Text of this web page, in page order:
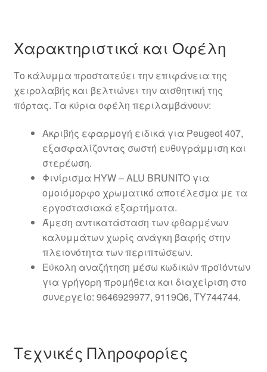
Χαρακτηριστικά και Οφέλη
Το κάλυμμα προστατεύει την επιφάνεια της
χειρολαβής και βελτιώνει την αισθητική της
πόρτας. Τα κύρια οφέλη περιλαμβάνουν:
Ακριβής εφαρμογή ειδικά για Peugeot 407,
εξασφαλίζοντας σωστή ευθυγράμμιση και
στερέωση.
Φινίρισμα HYW – ALU BRUNITO για
ομοιόμορφο χρωματικό αποτέλεσμα με τα
εργοστασιακά εξαρτήματα.
Άμεση αντικατάσταση των φθαρμένων
καλυμμάτων χωρίς ανάγκη βαφής στην
πλειονότητα των περιπτώσεων.
Εύκολη αναζήτηση μέσω κωδικών προϊόντων
για γρήγορη προμήθεια και διαχείριση στο
συνεργείο: 9646929977, 9119Q6, TY744744.
Τεχνικές Πληροφορίες